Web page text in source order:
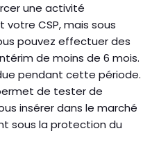
une activité
CSP, mais sous
pouvez effectuer des
de moins de 6 mois.
pendant cette période.
de tester de
insérer dans le marché
sous la protection du